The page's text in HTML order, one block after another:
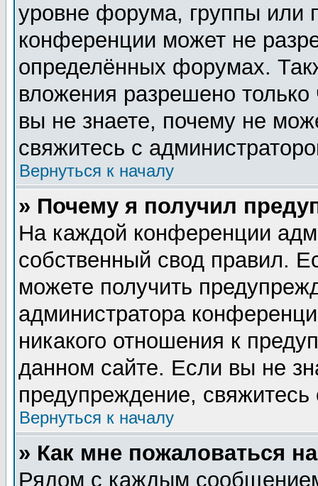
уровне форума, группы или
конференции может не
определённых форумах.
вложения разрешено
вы не знаете, почему не
свяжитесь с
Вернуться к началу
» Почему я получил
На каждой конференции
собственный свод правил.
можете получить
администратора
никакого отношения к
данном сайте. Если вы не
предупреждение,
Вернуться к началу
» Как мне пожаловаться
Рядом с каждым